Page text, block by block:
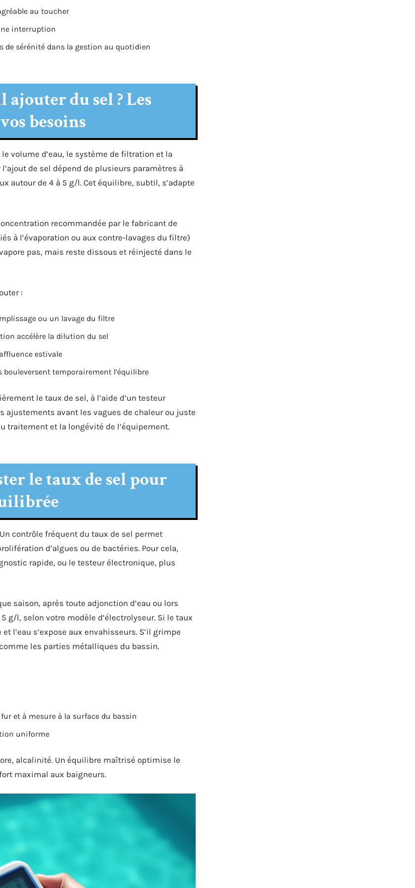
au toucher
interruption
de sérénité dans la gestion au quotidien
du sel ? Les
besoins
volume d’eau, le système de filtration et la
de sel dépend de plusieurs paramètres à
autour de 4 à 5 g/l. Cet équilibre, subtil, s’adapte
recommandée par le fabricant de
à l’évaporation ou aux contre-lavages du filtre)
pas, mais reste dissous et réinjecté dans le
:
ou un lavage du filtre
accélère la dilution du sel
estivale
temporairement l’équilibre
le taux de sel, à l’aide d’un testeur
ajustements avant les vagues de chaleur ou juste
traitement et la longévité de l’équipement.
le taux de sel pour
contrôle fréquent du taux de sel permet
d’algues ou de bactéries. Pour cela,
rapide, ou le testeur électronique, plus
saison, après toute adjonction d’eau ou lors
g/l, selon votre modèle d’électrolyseur. Si le taux
l’eau s’expose aux envahisseurs. S’il grimpe
les parties métalliques du bassin.
et à mesure à la surface du bassin
uniforme
alcalinité. Un équilibre maîtrisé optimise le
maximal aux baigneurs.